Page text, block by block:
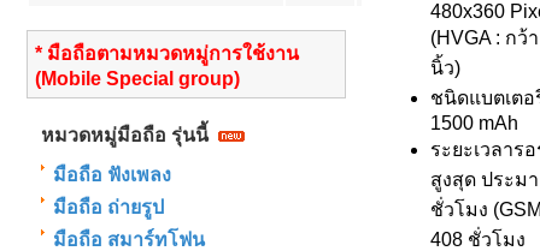
* มือถือตามหมวดหมู่การใช้งาน
(Mobile Special group)
หมวดหมู่มือถือ รุ่นนี้
มือถือ ฟังเพลง
มือถือ ถ่ายรูป
มือถือ สมาร์ทโฟน
480x360
(HVGA : กว้
นิ้ว)
ชนิดแบตเตอ
1500 mAh
ระยะเวลาร
สูงสุด ประม
ชั่วโมง
408 ชั่วโมง